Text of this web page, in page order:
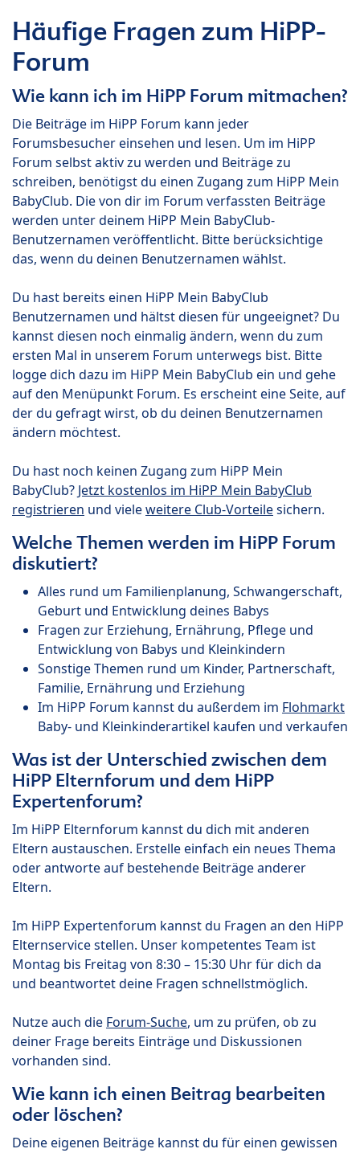
Häufige Fragen zum HiPP-
Forum
Wie kann ich im HiPP Forum mitmachen?
Die Beiträge im HiPP Forum kann jeder
Forumsbesucher einsehen und lesen. Um im HiPP
Forum selbst aktiv zu werden und Beiträge zu
schreiben, benötigst du einen Zugang zum HiPP Mein
BabyClub. Die von dir im Forum verfassten Beiträge
werden unter deinem HiPP Mein BabyClub-
Benutzernamen veröffentlicht. Bitte berücksichtige
das, wenn du deinen Benutzernamen wählst.
Du hast bereits einen HiPP Mein BabyClub
Benutzernamen und hältst diesen für ungeeignet? Du
kannst diesen noch einmalig ändern, wenn du zum
ersten Mal in unserem Forum unterwegs bist. Bitte
logge dich dazu im HiPP Mein BabyClub ein und gehe
auf den Menüpunkt Forum. Es erscheint eine Seite, auf
der du gefragt wirst, ob du deinen Benutzernamen
ändern möchtest.
Du hast noch keinen Zugang zum HiPP Mein
BabyClub? Jetzt kostenlos im HiPP Mein BabyClub
registrieren und vieleweitere Club-Vorteilesichern.
Welche Themen werden im HiPP Forum
diskutiert?
Alles rund um Familienplanung, Schwangerschaft,
Geburt und Entwicklung deines Babys
Fragen zur Erziehung, Ernährung, Pflege und
Entwicklung von Babys und Kleinkindern
Sonstige Themen rund um Kinder, Partnerschaft,
Familie, Ernährung und Erziehung
Im HiPP Forum kannst du außerdem im Flohmarkt
Baby- und Kleinkinderartikel kaufen und verkaufen
Was ist der Unterschied zwischen dem
HiPP Elternforum und dem HiPP
Expertenforum?
Im HiPP Elternforum kannst du dich mit anderen
Eltern austauschen. Erstelle einfach ein neues Thema
oder antworte auf bestehende Beiträge anderer
Eltern.
Im HiPP Expertenforum kannst du Fragen an den HiPP
Elternservice stellen. Unser kompetentes Team ist
Montag bis Freitag von 8:30 – 15:30 Uhr für dich da
und beantwortet deine Fragen schnellstmöglich.
Nutze auch die Forum-Suche, um zu prüfen, ob zu
deiner Frage bereits Einträge und Diskussionen
vorhanden sind.
Wie kann ich einen Beitrag bearbeiten
oder löschen?
Deine eigenen Beiträge kannst du für einen gewissen